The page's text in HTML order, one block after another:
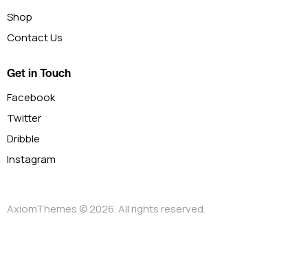
Shop
Contact Us
Get in Touch
Facebook
Twitter
Dribble
Instagram
AxiomThemes © 2026. All rights reserved.